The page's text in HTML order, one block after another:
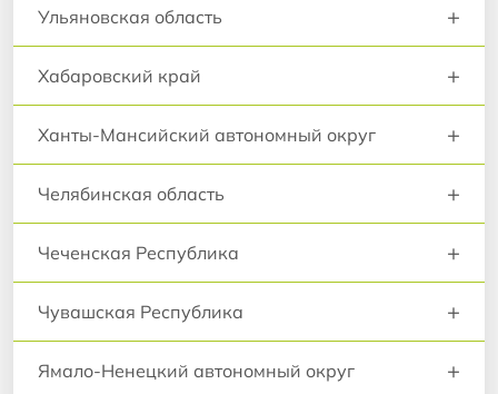
Ульяновская область +
Хабаровский край +
Ханты-Мансийский автономный округ +
Челябинская область +
Чеченская Республика +
Чувашская Республика +
Ямало-Ненецкий автономный округ +